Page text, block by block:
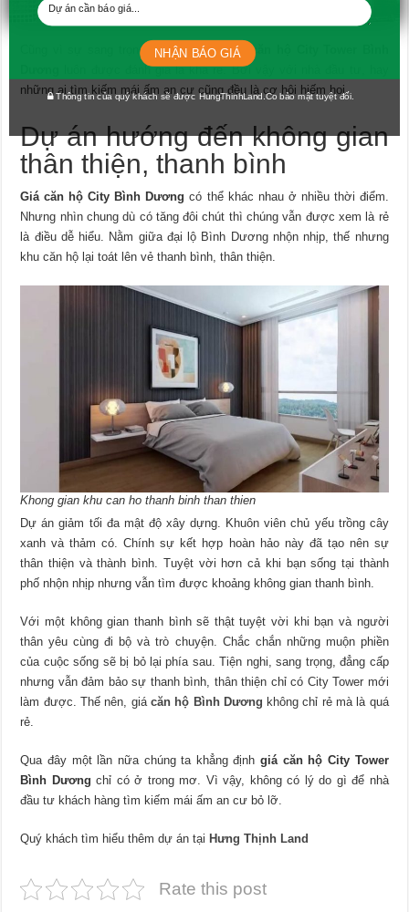
căn hộ toát lên vẻ hài hòa, sang trọng và đẳng cấp.
Cũng vì sự sang trọng, tiện nghi nêngiá căn hộ City Tower Bình
luôn được đánh giá là khá rẻ. Bởi vậy với nhà đầu tư, hay
những ai tìm kiếm mái ấm an cư cũng đều là cơ hội hiếm hoi.
Dự án hướng đến không gian
thân thiện, thanh bình
Giá căn hộ City Bình Dương có thể khác nhau ở nhiều thời điểm.
Nhưng nhìn chung dù có tăng đôi chút thì chúng vẫn được xem là rẻ
là điều dễ hiểu. Nằm giữa đại lộ Bình Dương nhộn nhịp, thế nhưng
khu căn hộ lại toát lên vẻ thanh bình, thân thiện.
Khong gian khu can ho thanh binh than thien
Dự án giảm tối đa mật độ xây dựng. Khuôn viên chủ yếu trồng cây
xanh và thảm có. Chính sự kết hợp hoàn hảo này đã tạo nên sự
thân thiện và thành bình. Tuyệt vời hơn cả khi bạn sống tại thành
phố nhộn nhịp nhưng vẫn tìm được khoảng không gian thanh bình.
Với một không gian thanh bình sẽ thật tuyệt vời khi bạn và người
thân yêu cùng đi bộ và trò chuyện. Chắc chắn những muộn phiền
của cuộc sống sẽ bị bỏ lại phía sau. Tiện nghi, sang trọng, đẳng cấp
nhưng vẫn đảm bảo sự thanh bình, thân thiện chỉ có City Tower mới
làm được. Thế nên, giá căn hộ Bình Dương không chỉ rẻ mà là quá
rẻ.
Qua đây một lần nữa chúng ta khẳng địnhgiá căn hộ City Tower
Bình Dương chỉ có ở trong mơ. Vì vậy, không có lý do gì để nhà
đầu tư khách hàng tìm kiếm mái ấm an cư bỏ lỡ.
Quý khách tìm hiểu thêm dự án tại Hưng Thịnh Land
Rate this post
Thông tin của quý khách sẽ được HungThinhLand.Co bảo mật tuyệt đối.
NHẬN BÁO GIÁ